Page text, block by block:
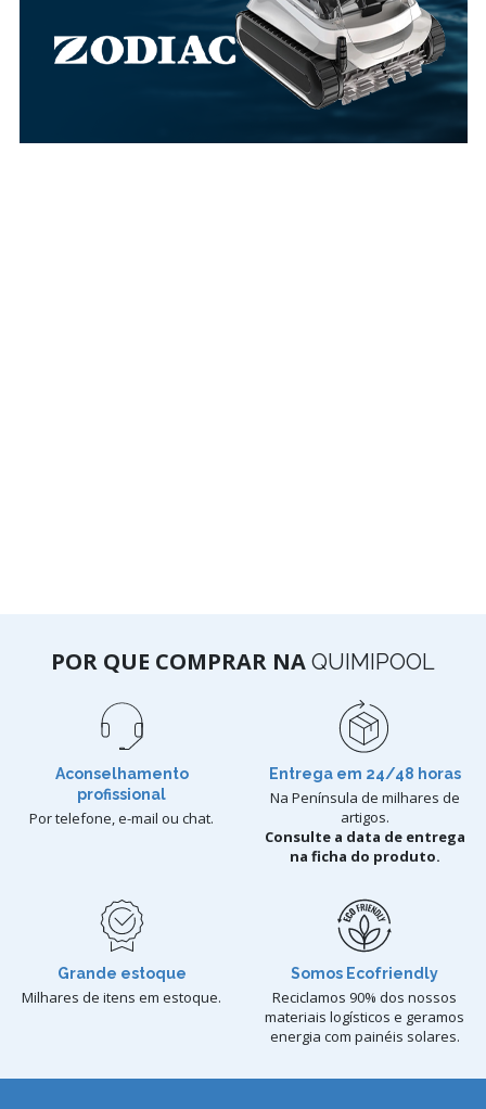
POR QUE COMPRAR NA QUIMIPOOL
Aconselhamento
profissional
Por telefone, e-mail ou chat.
Entrega em 24/48 horas
Na Península de milhares de
artigos.
Consulte a data de entrega
na ficha do produto.
Grande estoque
Milhares de itens em estoque.
Somos Ecofriendly
Reciclamos 90% dos nossos
materiais logísticos e geramos
energia com painéis solares.